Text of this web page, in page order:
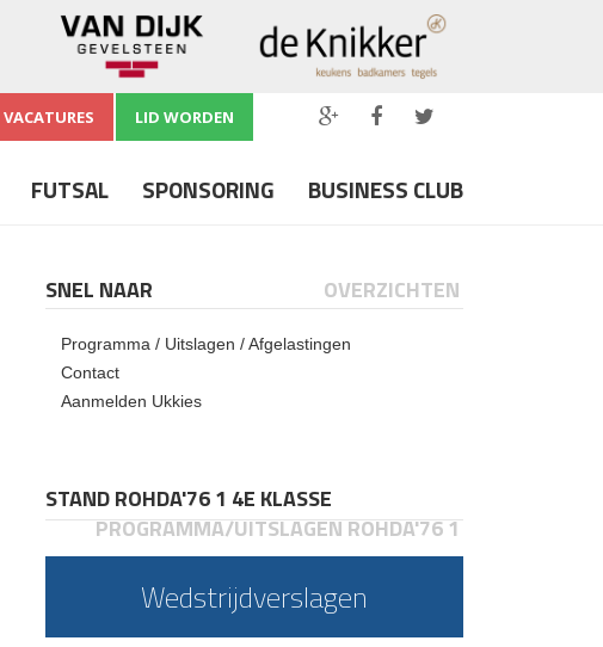
VACATURES LID WORDEN
FUTSAL SPONSORING BUSINESS CLUB
SNEL NAAR OVERZICHTEN
Programma / Uitslagen / Afgelastingen
Contact
Aanmelden Ukkies
STAND ROHDA'76 1 4E KLASSE
PROGRAMMA/UITSLAGEN ROHDA'76 1
Wedstrijdverslagen